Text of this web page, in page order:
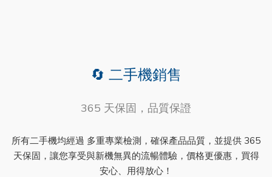
🔄 二手機銷售
365 天保固，品質保證
所有二手機均經過 多重專業檢測，確保產品品質，並提供 365
天保固，讓您享受與新機無異的流暢體驗，價格更優惠，買得
安心、用得放心！